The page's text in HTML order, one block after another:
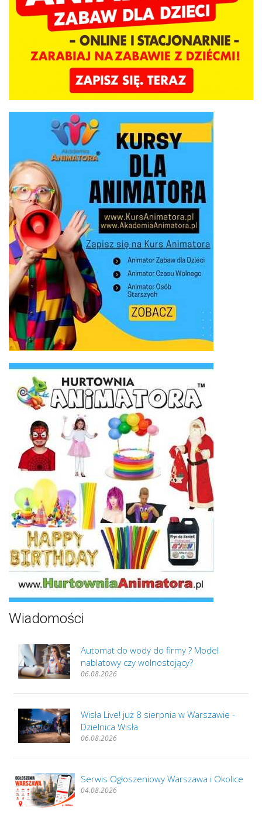
Wiadomości
Automat do wody do firmy ? Model
nablatowy czy wolnostojący?
06.08.2026
Wisła Live! już 8 sierpnia w Warszawie -
Dzielnica Wisła
06.08.2026
Serwis Ogłoszeniowy Warszawa i Okolice
04.08.2026